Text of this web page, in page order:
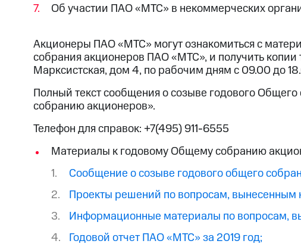
Об участии ПАО «МТС» в некоммерческих
Акционеры ПАО «МТС» могут ознакомиться с
собрания акционеров ПАО «МТС», и получить
Марксистская, дом 4, по рабочим дням с 09.00 до
Полный текст сообщения о созыве годового
собранию акционеров».
Телефон для справок: +7(495) 911-6555
Материалы к годовому Общему собранию
Сообщение о созыве годового общего
Проекты решений по вопросам,
Информационные материалы по вопросам,
Годовой отчет ПАО «МТС» за 2019 год;